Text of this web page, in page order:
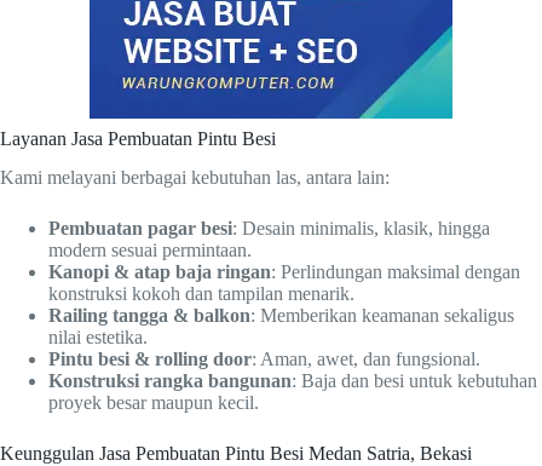
Layanan Jasa Pembuatan Pintu Besi
Kami melayani berbagai kebutuhan las, antara lain:
Pembuatan pagar besi: Desain minimalis, klasik, hingga
modern sesuai permintaan.
Kanopi & atap baja ringan: Perlindungan maksimal dengan
konstruksi kokoh dan tampilan menarik.
Railing tangga & balkon: Memberikan keamanan sekaligus
nilai estetika.
Pintu besi & rolling door: Aman, awet, dan fungsional.
Konstruksi rangka bangunan: Baja dan besi untuk kebutuhan
proyek besar maupun kecil.
Keunggulan Jasa Pembuatan Pintu Besi Medan Satria, Bekasi